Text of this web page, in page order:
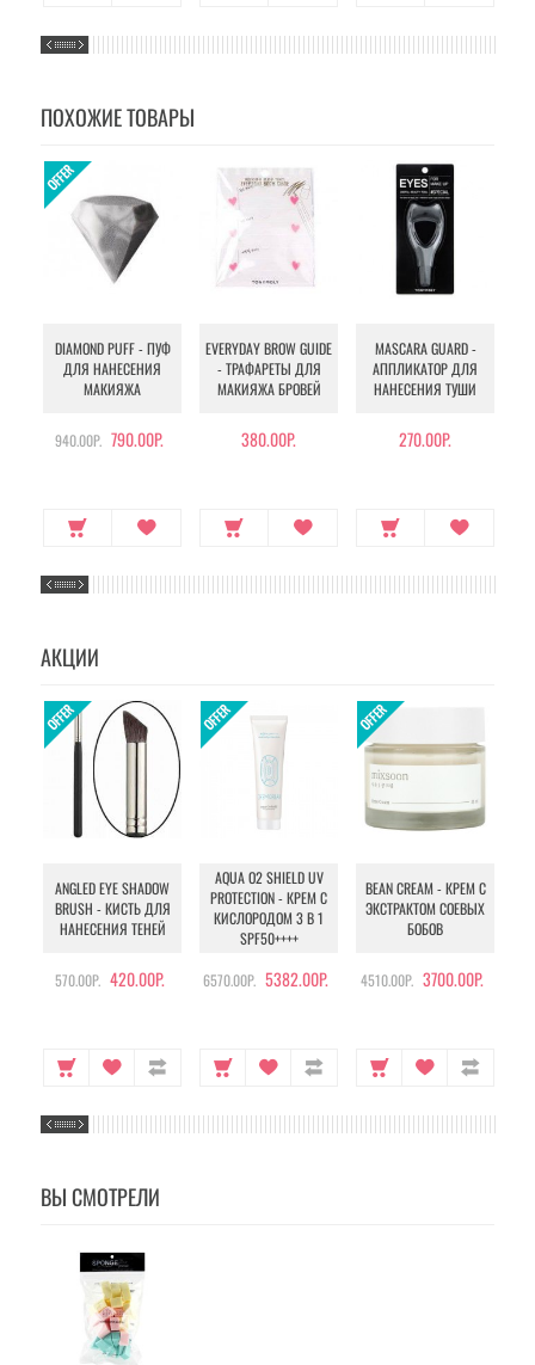
ПОХОЖИЕ ТОВАРЫ
DIAMOND PUFF - ПУФ
ДЛЯ НАНЕСЕНИЯ
МАКИЯЖА
940.00Р. 790.00Р.
EVERYDAY BROW GUIDE
- ТРАФАРЕТЫ ДЛЯ
МАКИЯЖА БРОВЕЙ
380.00Р.
MASCARA GUARD -
АППЛИКАТОР ДЛЯ
НАНЕСЕНИЯ ТУШИ
270.00Р.
АКЦИИ
ANGLED EYE SHADOW
BRUSH - КИСТЬ ДЛЯ
НАНЕСЕНИЯ ТЕНЕЙ
570.00Р. 420.00Р.
AQUA O2 SHIELD UV
PROTECTION - КРЕМ С
КИСЛОРОДОМ 3 В 1
SPF50++++
6570.00Р. 5382.00Р.
BEAN CREAM - КРЕМ С
ЭКСТРАКТОМ СОЕВЫХ
БОБОВ
4510.00Р. 3700.00Р.
ВЫ СМОТРЕЛИ